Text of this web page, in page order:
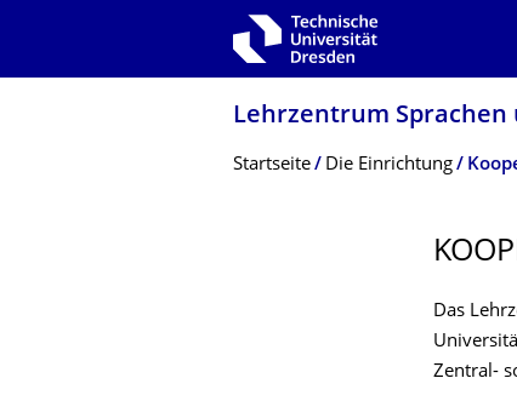
Zur Hauptnavigation springen
Lehrzentrum Sprachen
Breadcrumb-Menü
Startseite Die Einrichtung
Das
Zentral-